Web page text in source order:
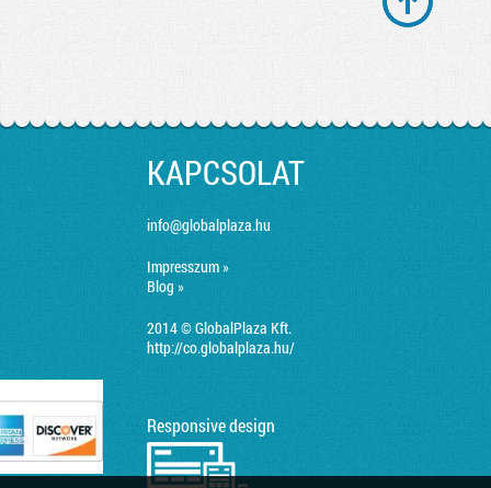
KAPCSOLAT
info@globalplaza.hu
Impresszum »
Blog »
2014 © GlobalPlaza Kft.
http://co.globalplaza.hu/
Responsive design